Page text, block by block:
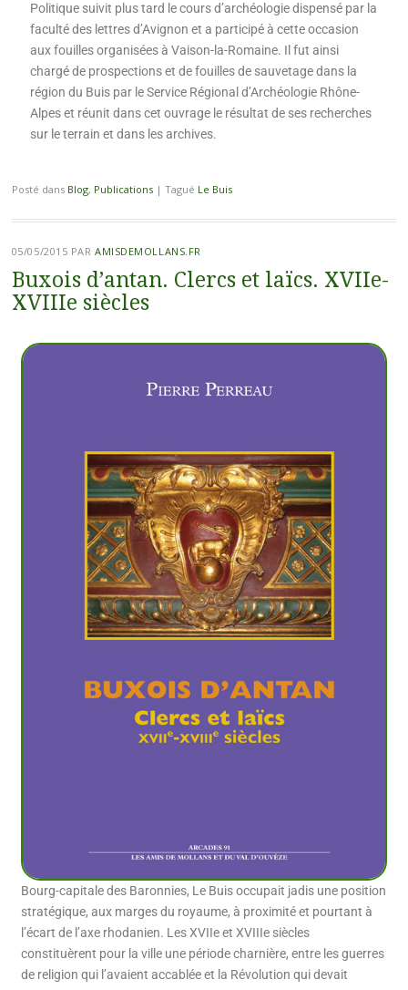
Politique suivit plus tard le cours d’archéologie dispensé par la
faculté des lettres d’Avignon et a participé à cette occasion
aux fouilles organisées à Vaison-la-Romaine. Il fut ainsi
chargé de prospections et de fouilles de sauvetage dans la
région du Buis par le Service Régional d’Archéologie Rhône-
Alpes et réunit dans cet ouvrage le résultat de ses ­recherches
sur le terrain et dans les archives.
Posté dans Blog, Publications | Tagué Le Buis
05/05/2015 PARAMISDEMOLLANS.FR
Buxois d’antan. Clercs et laïcs. XVIIe-
XVIIIe siècles
Bourg-capitale des Baronnies, Le Buis occupait jadis une position
stratégique, aux marges du royaume, à proximité et pourtant à
l’écart de l’axe rhodanien. Les XVIIe et XVIIIe siècles
constituèrent pour la ville une période charnière, entre les guerres
de religion qui l’avaient accablée et la Révolution qui devait